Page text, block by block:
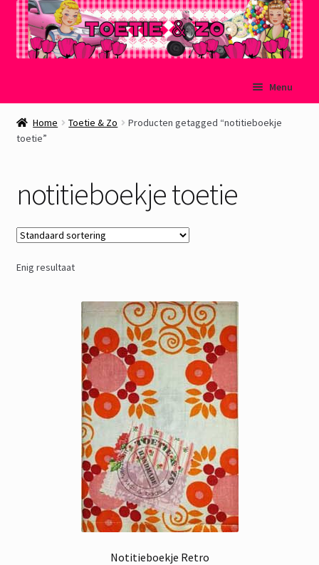
naar
navigatie
de
inhoud
Menu
Welkom
Winkelmand
Afrekenen
Over Toetie & Zo
Home Toetie & Zo
Producten getagged “notitieboekje
toetie”
notitieboekje toetie
Enig resultaat
Notitieboekje Retro